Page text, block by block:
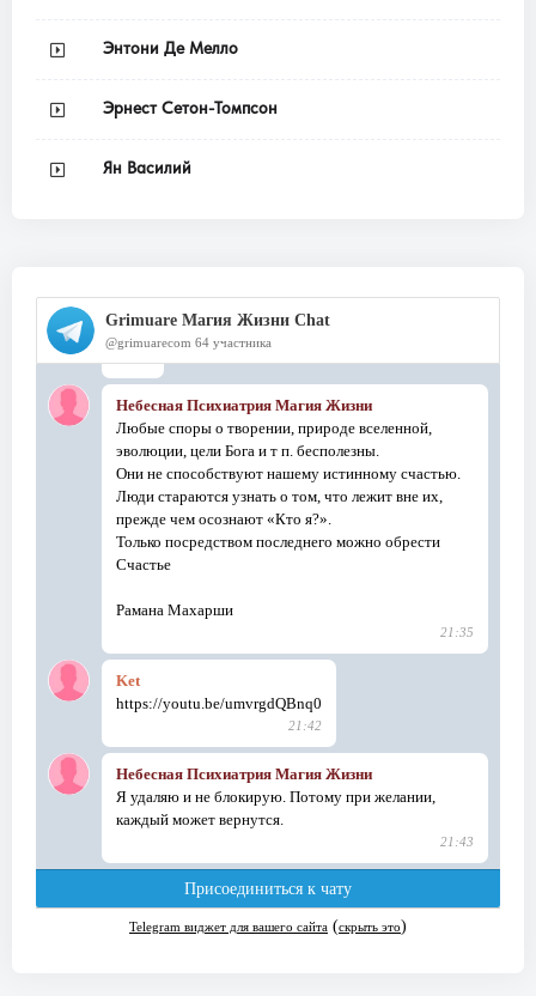
Энтони Де Мелло
Эрнест Сетон-Томпсон
Ян Василий